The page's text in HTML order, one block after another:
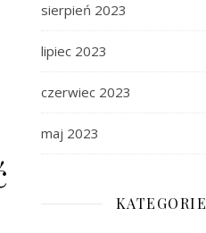
sierpień 2023
lipiec 2023
czerwiec 2023
maj 2023
KATEGORIE